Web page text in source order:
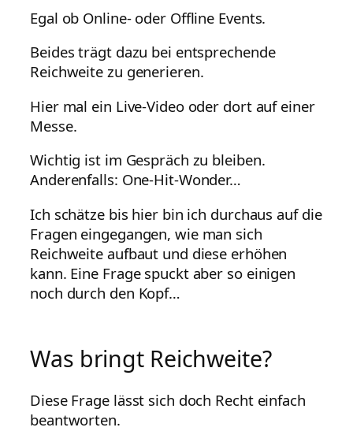
Egal ob Online- oder Offline Events.
Beides trägt dazu bei entsprechende
Reichweite zu generieren.
Hier mal ein Live-Video oder dort auf einer
Messe.
Wichtig ist im Gespräch zu bleiben.
Anderenfalls: One-Hit-Wonder…
Ich schätze bis hier bin ich durchaus auf die
Fragen eingegangen, wie man sich
Reichweite aufbaut und diese erhöhen
kann. Eine Frage spuckt aber so einigen
noch durch den Kopf…
Was bringt Reichweite?
Diese Frage lässt sich doch Recht einfach
beantworten.